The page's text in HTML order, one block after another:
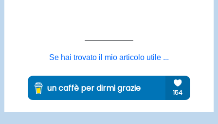
Se hai trovato il mio articolo utile ...